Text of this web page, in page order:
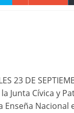
23 DE
Junta Cívica y
Enseña